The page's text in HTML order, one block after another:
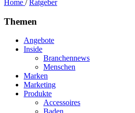
Home /Ratgeber
Themen
Angebote
Inside
Branchennews
Menschen
Marken
Marketing
Produkte
Accessoires